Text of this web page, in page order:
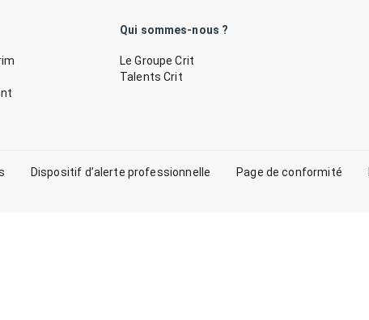
Qui sommes-nous ?
Le Groupe Crit
Talents Crit
Dispositif d’alerte professionnelle Page de conformité